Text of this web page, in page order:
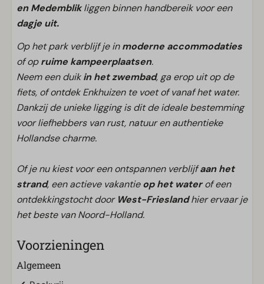
en Medemblikliggen binnen handbereik voor een
dagje uit.
Op het park verblijf je inmoderne accommodaties
of opruime kampeerplaatsen.
Neem een duikin het zwembad, ga erop uit op de
fiets, of ontdek Enkhuizen te voet of vanaf het water.
Dankzij de unieke ligging is dit de ideale bestemming
voor liefhebbers van rust, natuur en authentieke
Hollandse charme.
Of je nu kiest voor een ontspannen verblijfaan het
strand, een actieve vakantieop het waterof een
ontdekkingstocht door West-Frieslandhier ervaar je
het beste van Noord-Holland.
Voorzieningen
Algemeen